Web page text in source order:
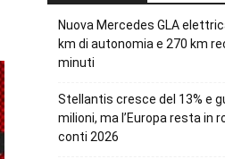
Nuova Mercedes GLA
km di autonomia e 270 km
minuti
Stellantis cresce del 13% e
milioni, ma l’Europa resta in
conti 2026